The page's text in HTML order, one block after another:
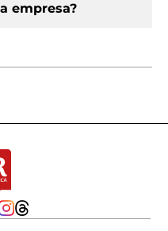
empresa?